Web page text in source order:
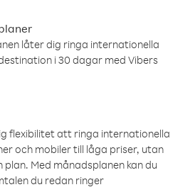
låter dig ringa internationella
i 30 dagar med Vibers
flexibilitet att ringa internationella
och mobiler till låga priser, utan
Med månadsplanen kan du
du redan ringer